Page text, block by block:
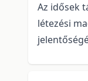
Az idősek
létezési